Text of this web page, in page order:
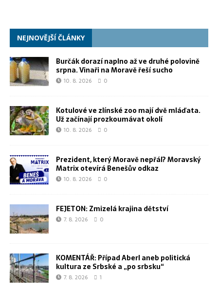
NEJNOVĚJŠÍ ČLÁNKY
Burčák dorazí naplno až ve druhé polovině
srpna. Vinaři na Moravě řeší sucho
10. 8. 2026 0
Kotulové ve zlínské zoo mají dvě mláďata.
Už začínají prozkoumávat okolí
10. 8. 2026 0
Prezident, který Moravě nepřál? Moravský
Matrix otevírá Benešův odkaz
10. 8. 2026 0
FEJETON: Zmizelá krajina dětství
7. 8. 2026 0
KOMENTÁŘ: Případ Aberl aneb politická
kultura ze Srbské a „po srbsku“
7. 8. 2026 1